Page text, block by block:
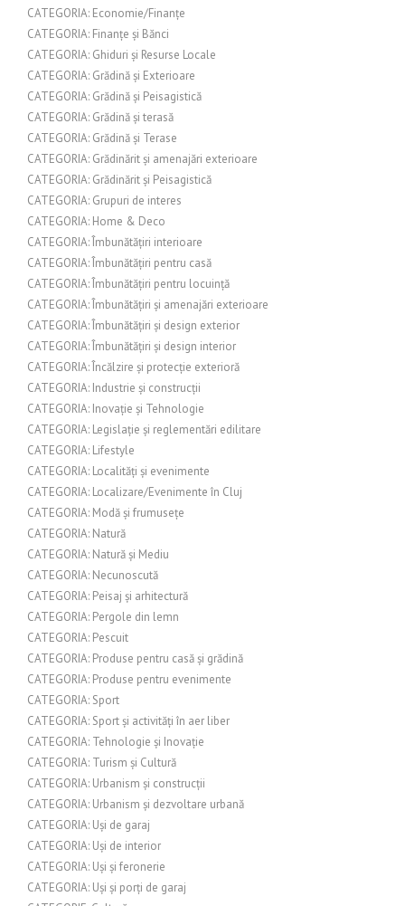
CATEGORIA: Economie/Finanțe
CATEGORIA: Finanțe și Bănci
CATEGORIA: Ghiduri și Resurse Locale
CATEGORIA: Grădină și Exterioare
CATEGORIA: Grădină și Peisagistică
CATEGORIA: Grădină și terasă
CATEGORIA: Grădină și Terase
CATEGORIA: Grădinărit și amenajări exterioare
CATEGORIA: Grădinărit și Peisagistică
CATEGORIA: Grupuri de interes
CATEGORIA: Home & Deco
CATEGORIA: Îmbunătățiri interioare
CATEGORIA: Îmbunătățiri pentru casă
CATEGORIA: Îmbunătățiri pentru locuință
CATEGORIA: Îmbunătățiri și amenajări exterioare
CATEGORIA: Îmbunătățiri și design exterior
CATEGORIA: Îmbunătățiri și design interior
CATEGORIA: Încălzire și protecție exterioră
CATEGORIA: Industrie și construcții
CATEGORIA: Inovație și Tehnologie
CATEGORIA: Legislație și reglementări edilitare
CATEGORIA: Lifestyle
CATEGORIA: Localități și evenimente
CATEGORIA: Localizare/Evenimente în Cluj
CATEGORIA: Modă și frumusețe
CATEGORIA: Natură
CATEGORIA: Natură și Mediu
CATEGORIA: Necunoscută
CATEGORIA: Peisaj și arhitectură
CATEGORIA: Pergole din lemn
CATEGORIA: Pescuit
CATEGORIA: Produse pentru casă și grădină
CATEGORIA: Produse pentru evenimente
CATEGORIA: Sport
CATEGORIA: Sport și activități în aer liber
CATEGORIA: Tehnologie și Inovație
CATEGORIA: Turism și Cultură
CATEGORIA: Urbanism și construcții
CATEGORIA: Urbanism și dezvoltare urbană
CATEGORIA: Uși de garaj
CATEGORIA: Uși de interior
CATEGORIA: Uși și feronerie
CATEGORIA: Uși și porți de garaj